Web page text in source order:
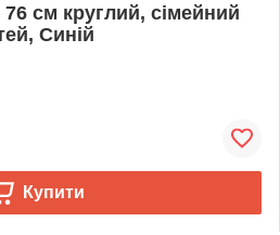
см круглий, сімейний
Синій
Купити